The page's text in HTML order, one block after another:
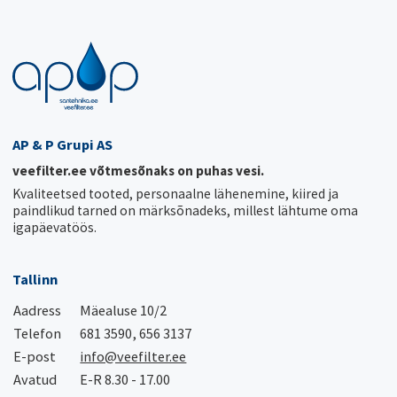
AP & P Grupi AS
veefilter.ee võtmesõnaks on puhas vesi.
Kvaliteetsed tooted, personaalne lähenemine, kiired ja
paindlikud tarned on märksõnadeks, millest lähtume oma
igapäevatöös.
Tallinn
Aadress
Mäealuse 10/2
Telefon
681 3590, 656 3137
E-post
info@veefilter.ee
Avatud
E-R 8.30 - 17.00